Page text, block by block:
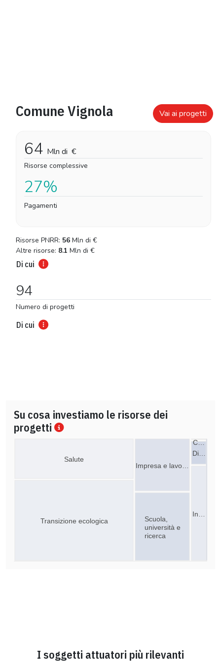
Comune Vignola Vai ai progetti
64 Mln di €
Risorse complessive
27%
Pagamenti
Risorse PNRR: 56 Mln di €
Altre risorse: 8.1 Mln di €
Di cui
94
Numero di progetti
Di cui
Su cosa investiamo le risorse dei
progetti
Di…
Scuola,
università e
ricerca
Impresa e lavo…
C…
In…
Transizione ecologica
Salute
I soggetti attuatori più rilevanti